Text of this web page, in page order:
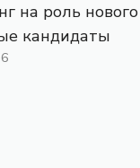
на роль
кандидаты